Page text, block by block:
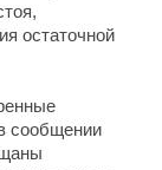
остаточной
сообщении